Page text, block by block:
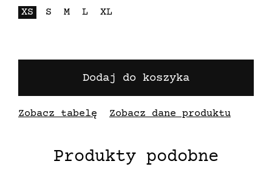
XS
S M L XL
Dodaj do koszyka
Zobacz tabelę Zobacz dane produktu
Produkty podobne